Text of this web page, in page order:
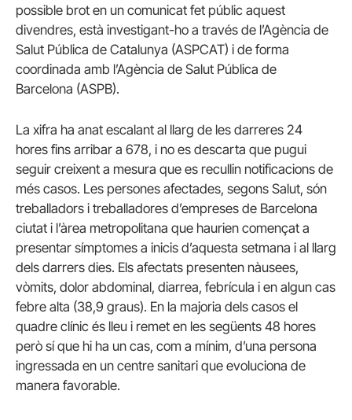
possible brot en un comunicat fet públic aquest
divendres, està investigant-ho a través de l’Agència de
Salut Pública de Catalunya (ASPCAT) i de forma
coordinada amb l’Agència de Salut Pública de
Barcelona (ASPB).
La xifra ha anat escalant al llarg de les darreres 24
hores fins arribar a 678, i no es descarta que pugui
seguir creixent a mesura que es recullin notificacions de
més casos. Les persones afectades, segons Salut, són
treballadors i treballadores d’empreses de Barcelona
ciutat i l’àrea metropolitana que haurien començat a
presentar símptomes a inicis d’aquesta setmana i al llarg
dels darrers dies. Els afectats presenten nàusees,
vòmits, dolor abdominal, diarrea, febrícula i en algun cas
febre alta (38,9 graus). En la majoria dels casos el
quadre clínic és lleu i remet en les següents 48 hores
però sí que hi ha un cas, com a mínim, d’una persona
ingressada en un centre sanitari que evoluciona de
manera favorable.